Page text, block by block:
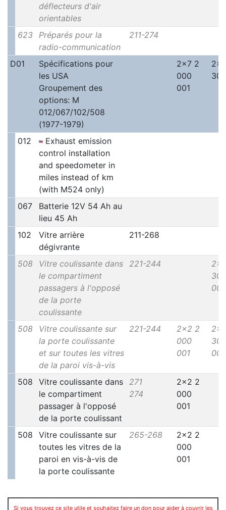
déflecteurs d'air
orientables
623
Préparés pour la
radio-communication
211-274
D01
Spécifications pour
les USA
Groupement des
options: M
012/067/102/508
(1977-1979)
2x7 2
000
001
012
Exhaust emission
control installation
and speedometer in
miles instead of km
(with M524 only)
067
Batterie 12V 54 Ah au
lieu 45 Ah
102
Vitre arrière
dégivrante
211-268
508
Vitre coulissante dans
le compartiment
passagers à l'opposé
de la porte
coulissante
221-244
300
000
508
Vitre coulissante sur
la porte coulissante
et sur toutes les vitres
de la paroi vis-à-vis
221-244
2x2 2
000
001
300
000
508
Vitre coulissante dans
le compartiment
passager à l'opposé
de la porte coulissant
271
274
2x2 2
000
001
508
Vitre coulissante sur
toutes les vitres de la
paroi en vis-à-vis de
la porte coulissante
265-268
2x2 2
000
001
Si vous trouvez ce site utile et souhaitez faire un don pour aider à couvrir les